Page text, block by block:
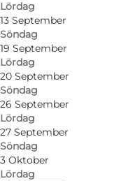
Lördag
13 September
Söndag
19 September
Lördag
20 September
Söndag
26 September
Lördag
27 September
Söndag
3 Oktober
Lördag
pool is closed.
Facebook
Läs mer